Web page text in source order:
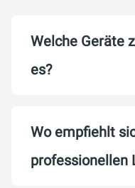
Welche Geräte
es?
Wo empfiehlt
professionellen